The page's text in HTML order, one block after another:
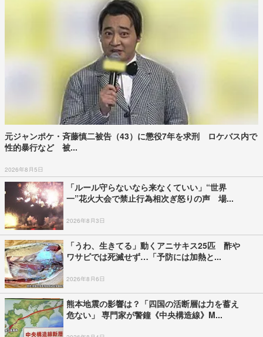
元ジャンポケ・斉藤慎二被告（43）に懲役7年を求刑 ロケバス内で
性的暴行など 被...
2026年8月5日
「ルール守らないなら来なくていい」“世界
一”花火大会で禁止行為相次ぎ怒りの声 場...
2026年8月3日
「うわ、生きてる」動くアニサキス25匹 酢や
ワサビでは死滅せず…「予防には加熱と...
2026年8月6日
熊本地震の影響は？「四国の活断層は力を蓄え
危ない」 専門家が警鐘《中央構造線》M...